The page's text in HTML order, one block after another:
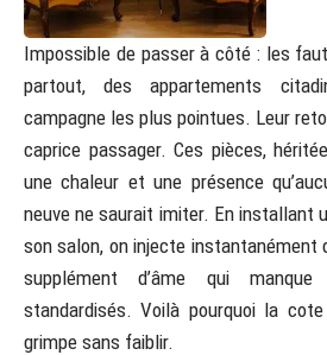
Impossible de passer à côté : les
partout, des appartements
campagne les plus pointues. Leur
caprice passager. Ces pièces,
une chaleur et une présence
neuve ne saurait imiter. En installant
son salon, on injecte instantanément
supplément d’âme qui
standardisés. Voilà pourquoi la
grimpe sans faiblir.